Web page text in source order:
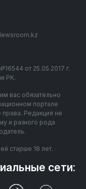
от 25.05.2017 г.
РК.
вас обязательно
портале
Редакция не
и разного рода
старше 18 лет.
сети: